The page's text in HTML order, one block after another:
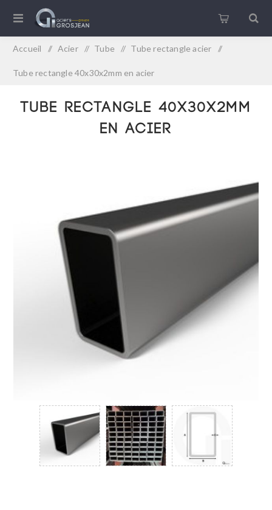
Accueil / Acier / Tube / Tube rectangle acier /
Tube rectangle 40x30x2mm en acier
Tube rectangle 40x30x2mm
en acier